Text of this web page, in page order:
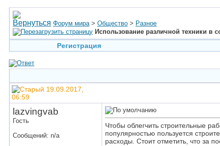
Форум мира > Общество > Разное
Использование различной техники в
Регистрация
19.09.2017,
06:59
lazvingvab
Гость
Сообщений: n/a
Чтобы облегчить строительные
популярностью пользуется
расходы. Стоит отметить, что за